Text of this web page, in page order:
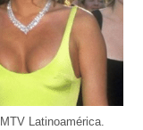
Latinoamérica.